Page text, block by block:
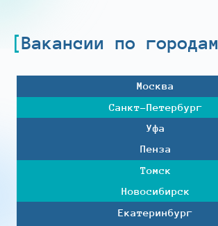
Вакансии по городам
Москва
Санкт-Петербург
Уфа
Пенза
Томск
Новосибирск
Екатеринбург